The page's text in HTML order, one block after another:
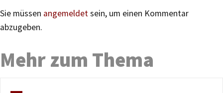
Sie müssen angemeldetsein, um einen Kommentar
abzugeben.
Mehr zum Thema